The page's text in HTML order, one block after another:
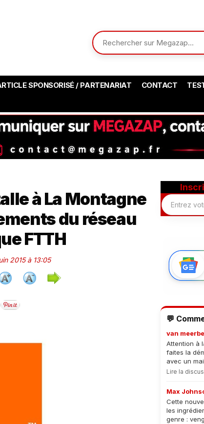
SPONSORISÉ / PARTENARIAT CONTACT
à La Montagne
du réseau
FTTH
2015 à 13:05
💬
van
Attention à
faites la
avec un
Lire la
Max
Cette
les
genre :